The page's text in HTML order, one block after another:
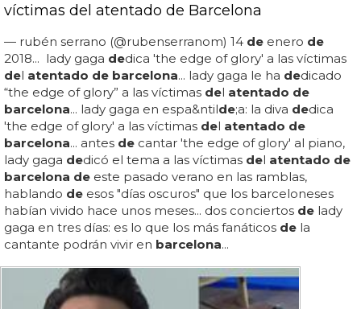
víctimas del atentado de Barcelona
— rubén serrano (@rubenserranom) 14 de enero de
2018... lady gaga dedica 'the edge of glory' a las víctimas
del atentado de barcelona... lady gaga le ha dedicado
“the edge of glory” a las víctimas del atentado de
barcelona... lady gaga en espa&ntilde;a: la diva dedica
'the edge of glory' a las víctimas del atentado de
barcelona... antes de cantar 'the edge of glory' al piano,
lady gaga dedicó el tema a las víctimas del atentado de
barcelona de este pasado verano en las ramblas,
hablando de esos "días oscuros" que los barceloneses
habían vivido hace unos meses... dos conciertos de lady
gaga en tres días: es lo que los más fanáticos de la
cantante podrán vivir en barcelona...